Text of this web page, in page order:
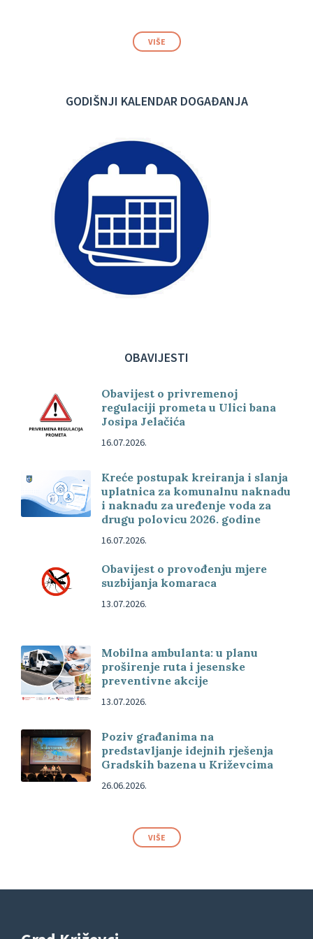
VIŠE
GODIŠNJI KALENDAR DOGAĐANJA
OBAVIJESTI
Obavijest o privremenoj
regulaciji prometa u Ulici bana
Josipa Jelačića
16.07.2026.
Kreće postupak kreiranja i slanja
uplatnica za komunalnu naknadu
i naknadu za uređenje voda za
drugu polovicu 2026. godine
16.07.2026.
Obavijest o provođenju mjere
suzbijanja komaraca
13.07.2026.
Mobilna ambulanta: u planu
proširenje ruta i jesenske
preventivne akcije
13.07.2026.
Poziv građanima na
predstavljanje idejnih rješenja
Gradskih bazena u Križevcima
26.06.2026.
VIŠE